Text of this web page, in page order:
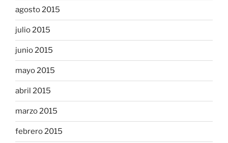
agosto 2015
julio 2015
junio 2015
mayo 2015
abril 2015
marzo 2015
febrero 2015